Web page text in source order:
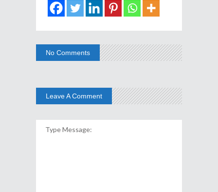
No Comments
Leave A Comment